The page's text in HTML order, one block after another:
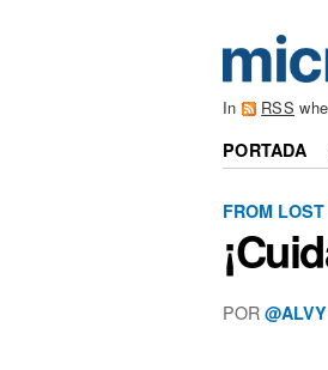
In RSS
PORTADA
FROM
POR @ALVY